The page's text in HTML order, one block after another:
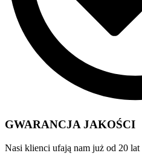
GWARANCJA JAKOŚCI
Nasi klienci ufają nam już od 20 lat